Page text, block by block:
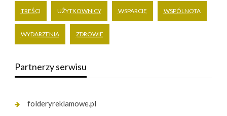
TREŚCI UŻYTKOWNICY WSPARCIE WSPÓLNOTA
WYDARZENIA ZDROWIE
Partnerzy serwisu
folderyreklamowe.pl